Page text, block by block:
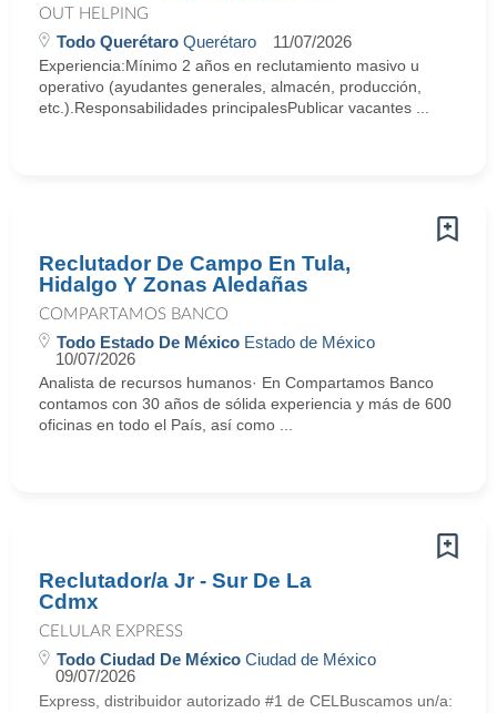
OUT HELPING
Todo Querétaro Querétaro 11/07/2026
Experiencia:Mínimo 2 años en reclutamiento masivo u
operativo (ayudantes generales, almacén, producción,
etc.).Responsabilidades principalesPublicar vacantes ...
Reclutador De Campo En Tula,
Hidalgo Y Zonas Aledañas
COMPARTAMOS BANCO
Todo Estado De México Estado de México
10/07/2026
Analista de recursos humanos· En Compartamos Banco
contamos con 30 años de sólida experiencia y más de 600
oficinas en todo el País, así como ...
Reclutador/a Jr - Sur De La
Cdmx
CELULAR EXPRESS
Todo Ciudad De México Ciudad de México
09/07/2026
Express, distribuidor autorizado #1 de CELBuscamos un/a: